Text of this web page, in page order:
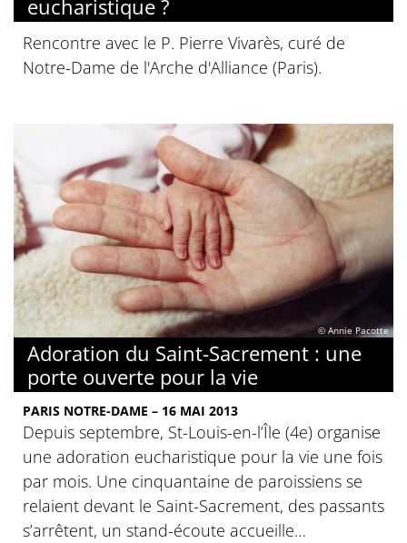
eucharistique ?
Rencontre avec le P. Pierre Vivarès, curé de
Notre-Dame de l'Arche d'Alliance (Paris).
© Annie Pacotte
Adoration du Saint-Sacrement : une
porte ouverte pour la vie
PARIS NOTRE-DAME – 16 MAI 2013
Depuis septembre, St-Louis-en-l’Île (4e) organise
une adoration eucharistique pour la vie une fois
par mois. Une cinquantaine de paroissiens se
relaient devant le Saint-Sacrement, des passants
s’arrêtent, un stand-écoute accueille…